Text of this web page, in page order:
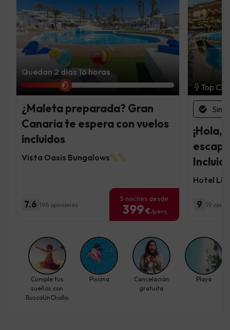
Quedan 2 días 16 horas
¿Maleta preparada? Gran
Canaria te espera con vuelos
incluidos
Vista Oasis Bungalows
7.6 196 opiniones
5 noches desde
399€/pers.
Top
Sin
¡Hola,
Hotel
9 19
Cumple tus
sueños con
BuscoUnChollo
Piscina
Cancelación
gratuita
Playa